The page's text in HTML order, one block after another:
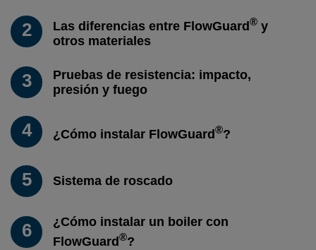
2 Las diferencias entre FlowGuard® y
otros materiales
3
Pruebas de resistencia: impacto,
presión y fuego
4 ¿Cómo instalar FlowGuard®?
5 Sistema de roscado
6
¿Cómo instalar un boiler con
FlowGuard®?